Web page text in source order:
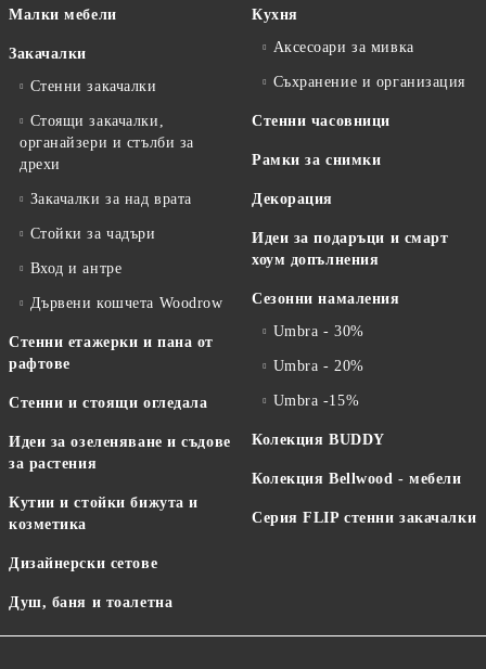
Малки мебели
Закачалки
Стенни закачалки
Стоящи закачалки,
органайзери и стълби за
дрехи
Закачалки за над врата
Стойки за чадъри
Вход и антре
Дървени кошчета Woodrow
Стенни етажерки и пана от
рафтове
Стенни и стоящи огледала
Идеи за озеленяване и съдове
за растения
Кутии и стойки бижута и
козметика
Дизайнерски сетове
Душ, баня и тоалетна
Кухня
Аксесоари за мивка
Съхранение и организация
Стенни часовници
Рамки за снимки
Декорация
Идеи за подаръци и смарт
хоум допълнения
Сезонни намаления
Umbra - 30%
Umbra - 20%
Umbra -15%
Колекция BUDDY
Колекция Bellwood - мебели
Серия FLIP стенни закачалки